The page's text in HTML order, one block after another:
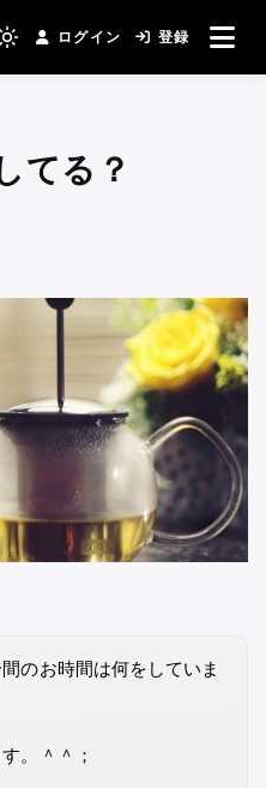
－コスプレイヤ
がるコスプレ撮影
スタジオがすぐ見つかる。コスプ
者の強い味方！
Light
mode
switch
ログイン 登録
てる？
のお時間は何をしていま
。＾＾；